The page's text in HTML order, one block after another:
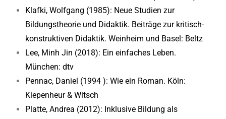
Klafki, Wolfgang (1985): Neue Studien zur
Bildungstheorie und Didaktik. Beiträge zur kritisch-
konstruktiven Didaktik. Weinheim und Basel: Beltz
Lee, Minh Jin (2018): Ein einfaches Leben.
München: dtv
Pennac, Daniel (1994 ): Wie ein Roman. Köln:
Kiepenheur & Witsch
Platte, Andrea (2012): Inklusive Bildung als